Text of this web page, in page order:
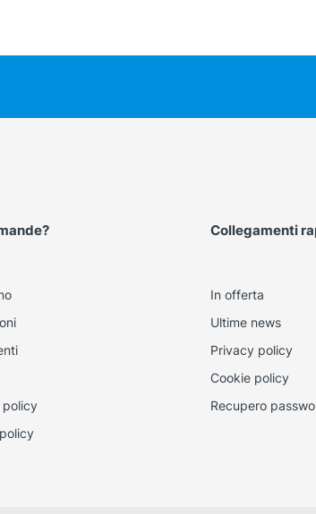
Collegamenti
In offerta
Ultime news
Privacy policy
Cookie policy
Recupero